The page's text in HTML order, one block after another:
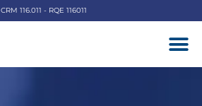
CRM 116.011 - RQE 116011